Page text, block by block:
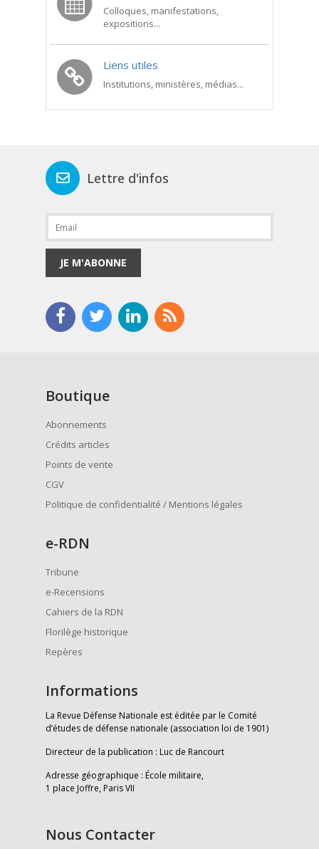
Colloques, manifestations,
expositions...
Liens utiles
Institutions, ministères, médias...
Lettre d'infos
JE M'ABONNE
Boutique
Abonnements
Crédits articles
Points de vente
CGV
Politique de confidentialité / Mentions légales
e-RDN
Tribune
e-Recensions
Cahiers de la RDN
Florilège historique
Repères
Informations
La Revue Défense Nationale est éditée par le Comité
d’études de défense nationale (association loi de 1901)
Directeur de la publication : Luc de Rancourt
Adresse géographique : École militaire,
1 place Joffre, Paris VII
Nous Contacter